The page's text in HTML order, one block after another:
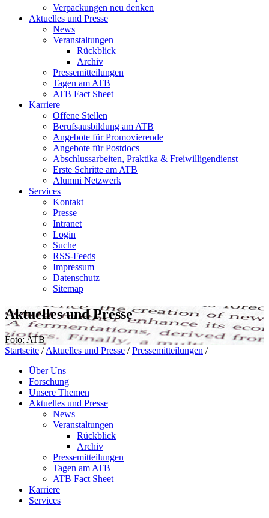
Verpackungen neu denken
Aktuelles und Presse
News
Veranstaltungen
Rückblick
Archiv
Pressemitteilungen
Tagen am ATB
ATB Fact Sheet
Karriere
Offene Stellen
Berufsausbildung am ATB
Angebote für Promovierende
Angebote für Postdocs
Abschlussarbeiten, Praktika & Freiwilligendienst
Erste Schritte am ATB
Alumni Netzwerk
Services
Kontakt
Presse
Intranet
Login
Suche
RSS-Feeds
Impressum
Datenschutz
Sitemap
Aktuelles und Presse
Foto: ATB
Startseite / Aktuelles und Presse / Pressemitteilungen /
Über Uns
Forschung
Unsere Themen
Aktuelles und Presse
News
Veranstaltungen
Rückblick
Archiv
Pressemitteilungen
Tagen am ATB
ATB Fact Sheet
Karriere
Services